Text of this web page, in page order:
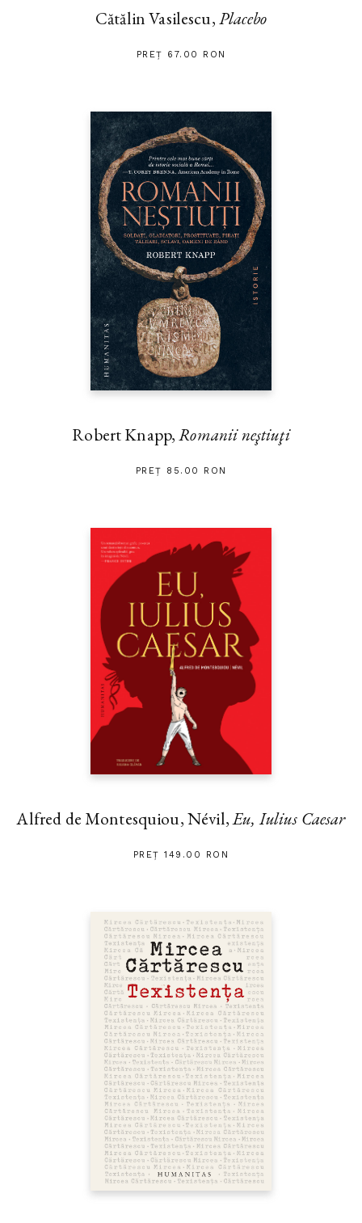
Cătălin Vasilescu,Placebo
PREȚ 67.00 RON
Robert Knapp,Romanii neştiuţi
PREȚ 85.00 RON
Alfred de Montesquiou, Névil,Eu, Iulius Caesar
PREȚ 149.00 RON